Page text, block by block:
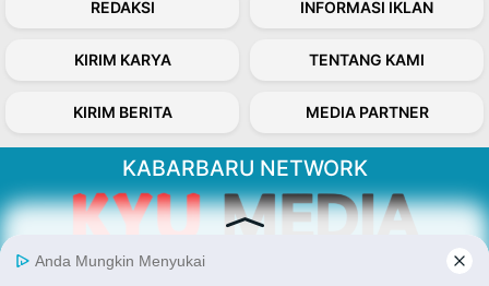
REDAKSI INFORMASI IKLAN
KIRIM KARYA TENTANG KAMI
KIRIM BERITA MEDIA PARTNER
KABARBARU NETWORK